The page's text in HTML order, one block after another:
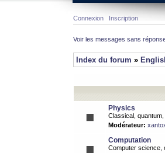
Connexion Inscription
Voir les messages sans
Index du forum »
Physics
Classical, quantum,
Modérateur:
Computation
Computer science,